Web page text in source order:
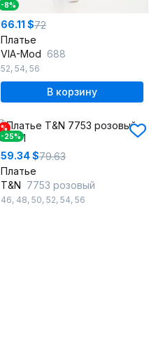
-8%
66.11 $72
Платье
VIA-Mod 688
52, 54, 56
В корзину
%
-25%
59.34 $79.63
Платье
T&N 7753 розовый
46, 48, 50, 52, 54, 56